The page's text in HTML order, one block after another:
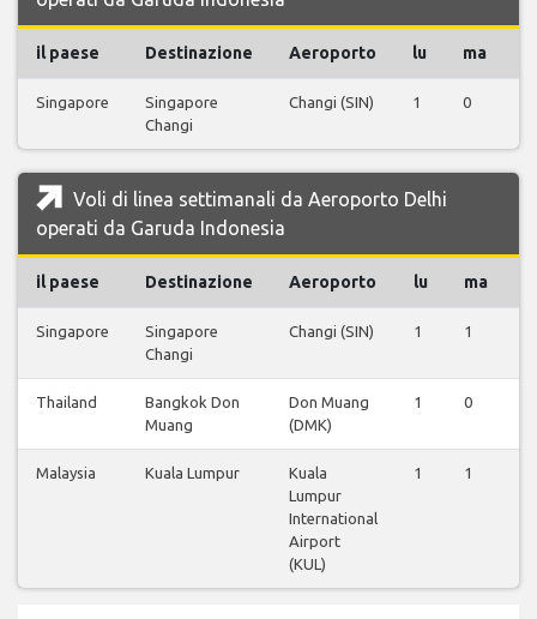
il paese Destinazione Aeroporto lu ma
Singapore
Singapore
Changi
Changi (SIN) 1 0
Voli di linea settimanali da Aeroporto Delhi
operati da Garuda Indonesia
il paese Destinazione Aeroporto lu ma
Singapore
Singapore
Changi
Changi (SIN) 1 1
Thailand
Bangkok Don
Muang
Don Muang
(DMK)
1 0
Malaysia Kuala Lumpur
Kuala
Lumpur
International
Airport
(KUL)
1 1